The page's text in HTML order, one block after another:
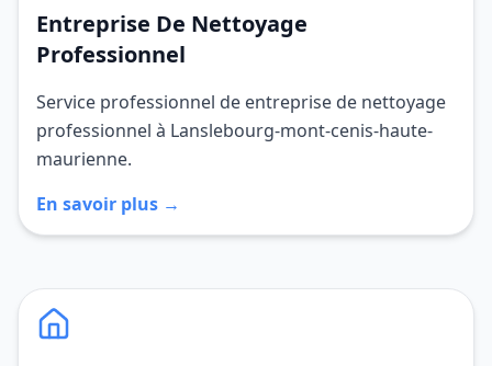
Entreprise De Nettoyage
Professionnel
Service professionnel de entreprise de nettoyage
professionnel à Lanslebourg-mont-cenis-haute-
maurienne.
En savoir plus →